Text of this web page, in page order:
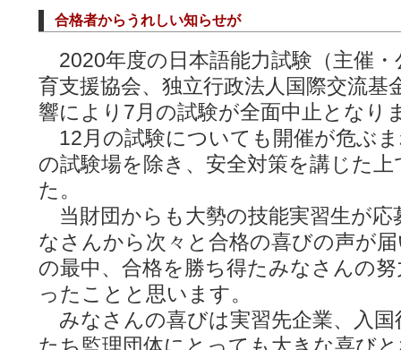
合格者からうれしい知らせが
2020年度の日本語能力試験（主催・
育支援協会、独立行政法人国際交流基
響により7月の試験が全面中止となり
12月の試験についても開催が危ぶ
の試験場を除き、安全対策を講じた
た。
当財団からも大勢の技能実習生が応
なさんから次々と合格の喜びの声が
の最中、合格を勝ち得たみなさんの
ったことと思います。
みなさんの喜びは実習先企業、入国